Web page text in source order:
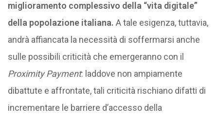
miglioramento complessivo della “vita digitale”
della popolazione italiana. A tale esigenza, tuttavia,
andrà affiancata la necessità di soffermarsi anche
sulle possibili criticità che emergeranno con il
Proximity Payment: laddove non ampiamente
dibattute e affrontate, tali criticità rischiano difatti di
incrementare le barriere d’accesso della